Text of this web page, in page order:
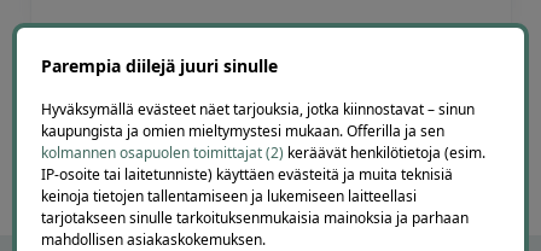
Parempia diilejä juuri sinulle
Hyväksymällä evästeet näet tarjouksia, jotka kiinnostavat – sinun
kaupungista ja omien mieltymystesi mukaan. Offerilla ja sen
kolmannen osapuolen toimittajat (2) keräävät henkilötietoja (esim.
IP-osoite tai laitetunniste) käyttäen evästeitä ja muita teknisiä
keinoja tietojen tallentamiseen ja lukemiseen laitteellasi
tarjotakseen sinulle tarkoituksenmukaisia mainoksia ja parhaan
mahdollisen asiakaskokemuksen.